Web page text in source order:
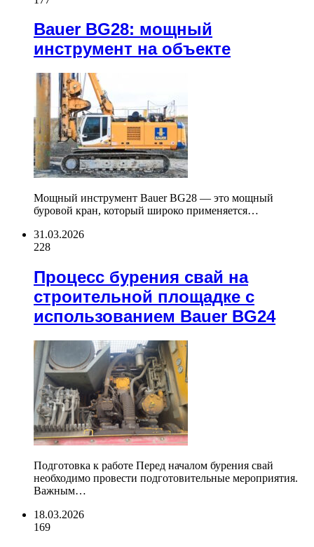
Bauer BG28: мощный
инструмент на объекте
Мощный инструмент Bauer BG28 — это мощный
буровой кран, который широко применяется…
31.03.2026
228
Процесс бурения свай на
строительной площадке с
использованием Bauer BG24
Подготовка к работе Перед началом бурения свай
необходимо провести подготовительные мероприятия.
Важным…
18.03.2026
169